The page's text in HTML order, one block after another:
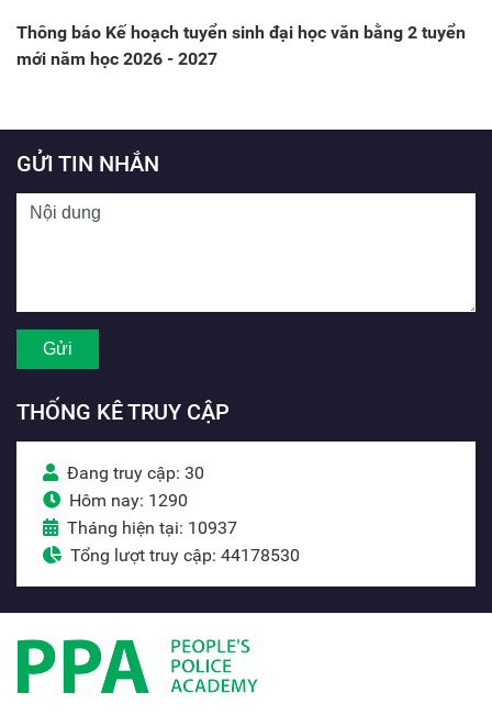
Thông báo Kế hoạch tuyển sinh đại học văn bằng 2 tuyển
mới năm học 2026 - 2027
GỬI TIN NHẮN
THỐNG KÊ TRUY CẬP
Đang truy cập: 30
Hôm nay: 1290
Tháng hiện tại: 10937
Tổng lượt truy cập: 44178530